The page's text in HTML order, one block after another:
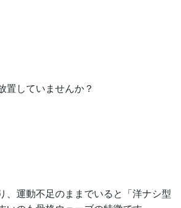
していませんか？
、運動不足のままでいると「洋ナシ型